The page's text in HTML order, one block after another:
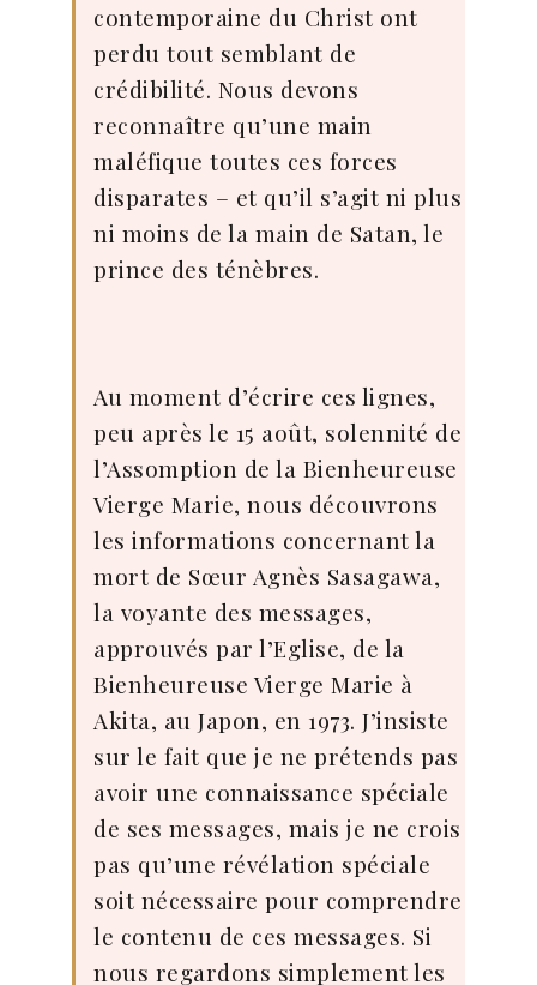
contemporaine du Christ ont
perdu tout semblant de
crédibilité. Nous devons
reconnaître qu’une main
maléfique toutes ces forces
disparates – et qu’il s’agit ni plus
ni moins de la main de Satan, le
prince des ténèbres.
Au moment d’écrire ces lignes,
peu après le 15 août, solennité de
l’Assomption de la Bienheureuse
Vierge Marie, nous découvrons
les informations concernant la
mort de Sœur Agnès Sasagawa,
la voyante des messages,
approuvés par l’Eglise, de la
Bienheureuse Vierge Marie à
Akita, au Japon, en 1973. J’insiste
sur le fait que je ne prétends pas
avoir une connaissance spéciale
de ses messages, mais je ne crois
pas qu’une révélation spéciale
soit nécessaire pour comprendre
le contenu de ces messages. Si
nous regardons simplement les